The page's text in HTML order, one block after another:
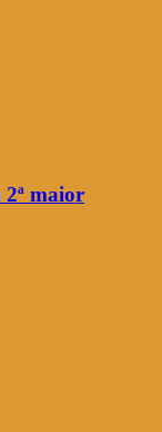
maior